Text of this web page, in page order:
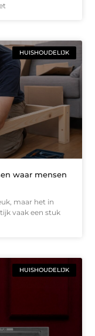
HUISHOUDELIJK
waar mensen
maar het in
vaak een stuk
HUISHOUDELIJK